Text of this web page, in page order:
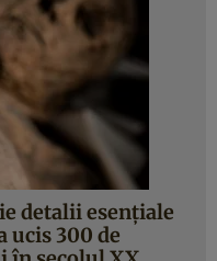
detalii esenţiale
ucis 300 de